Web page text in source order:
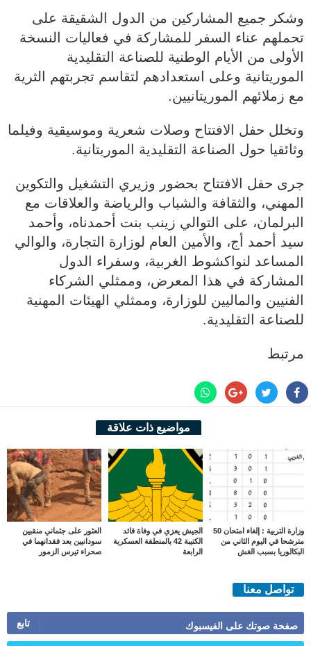
وشكر جميع المشاركين من الدول الشقيقة على
تحملهم عناء السفر للمشاركة في فعاليات النسخة
الأولى من الأيام الوطنية للصناعة التقليدية
الموريتانية وعلى استعدادهم لتقاسم تجربتهم الثرية
مع زملائهم الموريتانيين.
وتخلل حفل الافتتاح وصلات شعرية وموسيقية وفيلما
وثائقيا حول الصناعة التقليدية الموريتانية.
جرى حفل الافتتاح بحضور وزيري التشغيل والتكوين
المهني، والثقافة والشباب والرياضة والعلاقات مع
البرلمان، على التوالي زينب بنت أحمدناه، وأحمد
سيد أحمد أج، والأمين العام لوزارة التجارة، والوالي
المساعد لنواكشوط الغربية، وسفراء الدول
المشاركة في هذا المعرض، وممثلي الشركاء
الفنيين والماليين للوزارة، وممثلي الهيئات المهنية
للصناعة التقليدية.
مرتبط
مواضيع ذات علاقة
وزارة التربية : إلغاء امتحان 50
مترشحا في اليوم الثاني من
البكالوريا بسبب الغش
الجيش يعزي في وفاة قائد
الكتيبة 42 بالمنطقة العسكرية
الرابعة
العثور على جثماني منقبين
سودانيين بعد فقدانهما في
صحراء تيرس الزمور
تواصل معنا
صفحة صوتك على الفيسبوك تابع